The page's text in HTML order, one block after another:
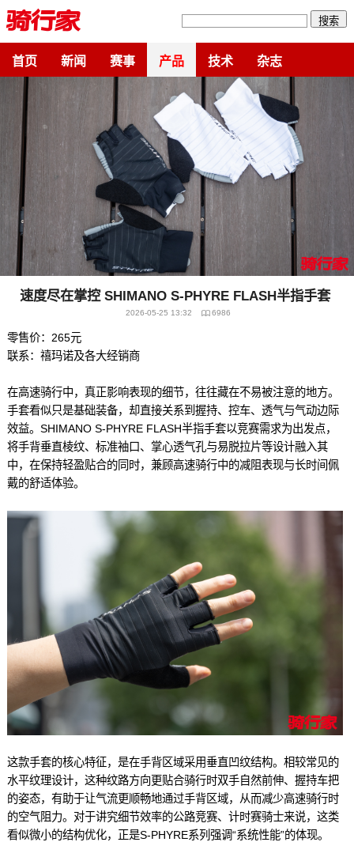
搜索
首页 新闻 赛事 产品 技术 杂志
速度尽在掌控 SHIMANO S-PHYRE FLASH半指手套
2026-05-25 13:32 6986
零售价：265元
联系：禧玛诺及各大经销商
在高速骑行中，真正影响表现的细节，往往藏在不易被注意的地方。
手套看似只是基础装备，却直接关系到握持、控车、透气与气动边际
效益。SHIMANO S-PHYRE FLASH半指手套以竞赛需求为出发点，
将手背垂直棱纹、标准袖口、掌心透气孔与易脱拉片等设计融入其
中，在保持轻盈贴合的同时，兼顾高速骑行中的减阻表现与长时间佩
戴的舒适体验。
这款手套的核心特征，是在手背区域采用垂直凹纹结构。相较常见的
水平纹理设计，这种纹路方向更贴合骑行时双手自然前伸、握持车把
的姿态，有助于让气流更顺畅地通过手背区域，从而减少高速骑行时
的空气阻力。对于讲究细节效率的公路竞赛、计时赛骑士来说，这类
看似微小的结构优化，正是S-PHYRE系列强调“系统性能”的体现。